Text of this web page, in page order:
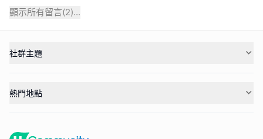
顯示所有留言(2)...
社群主題
熱門地點